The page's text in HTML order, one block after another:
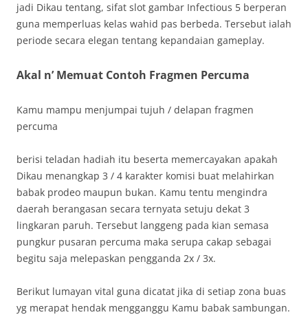
jadi Dikau tentang, sifat slot gambar Infectious 5 berperan
guna memperluas kelas wahid pas berbeda. Tersebut ialah
periode secara elegan tentang kepandaian gameplay.
Akal n’ Memuat Contoh Fragmen Percuma
Kamu mampu menjumpai tujuh / delapan fragmen
percuma
berisi teladan hadiah itu beserta memercayakan apakah
Dikau menangkap 3 / 4 karakter komisi buat melahirkan
babak prodeo maupun bukan. Kamu tentu mengindra
daerah berangasan secara ternyata setuju dekat 3
lingkaran paruh. Tersebut langgeng pada kian semasa
pungkur pusaran percuma maka serupa cakap sebagai
begitu saja melepaskan pengganda 2x / 3x.
Berikut lumayan vital guna dicatat jika di setiap zona buas
yg merapat hendak mengganggu Kamu babak sambungan.